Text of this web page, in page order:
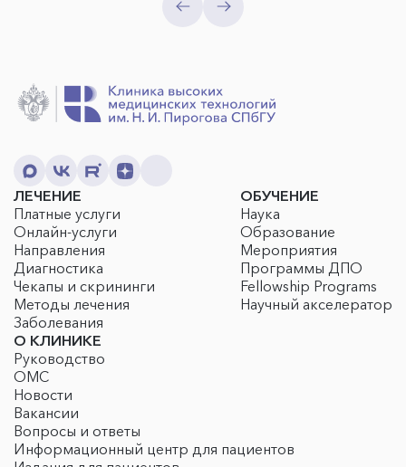
ЛЕЧЕНИЕ
Платные услуги
Онлайн-услуги
Направления
Диагностика
Чекапы и скрининги
Методы лечения
Заболевания
ОБУЧЕНИЕ
Наука
Образование
Мероприятия
Программы ДПО
Fellowship Programs
Научный акселератор
О КЛИНИКЕ
Руководство
ОМС
Новости
Вакансии
Вопросы и ответы
Информационный центр для пациентов